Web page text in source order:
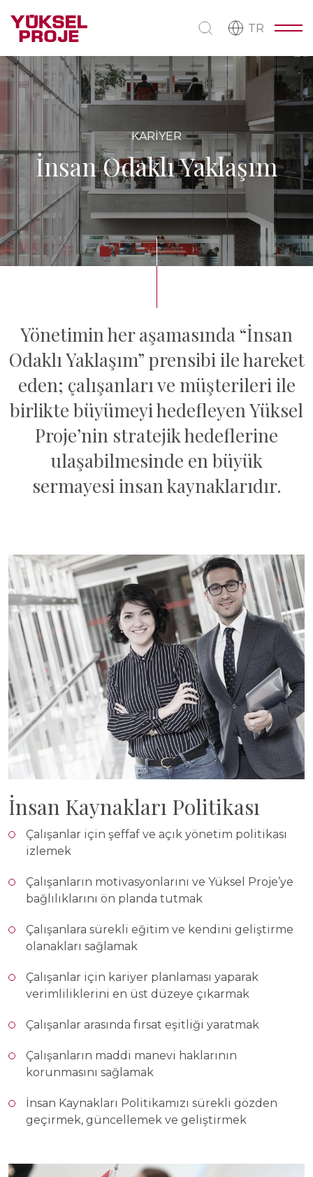
TR
KARİYER
İnsan Odaklı Yaklaşım
Yönetimin her aşamasında “İnsan
Odaklı Yaklaşım” prensibi ile hareket
eden; çalışanları ve müşterileri ile
birlikte büyümeyi hedefleyen Yüksel
Proje’nin stratejik hedeflerine
ulaşabilmesinde en büyük
sermayesi insan kaynaklarıdır.
İnsan Kaynakları Politikası
Çalışanlar için şeffaf ve açık yönetim politikası
izlemek
Çalışanların motivasyonlarını ve Yüksel Proje’ye
bağlılıklarını ön planda tutmak
Çalışanlara sürekli eğitim ve kendini geliştirme
olanakları sağlamak
Çalışanlar için kariyer planlaması yaparak
verimliliklerini en üst düzeye çıkarmak
Çalışanlar arasında fırsat eşitliği yaratmak
Çalışanların maddi manevi haklarının
korunmasını sağlamak
İnsan Kaynakları Politikamızı sürekli gözden
geçirmek, güncellemek ve geliştirmek